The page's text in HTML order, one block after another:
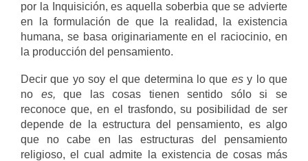
por la Inquisición, es aquella soberbia que se advierte
en la formulación de que la realidad, la existencia
humana, se basa originariamente en el raciocinio, en
la producción del pensamiento.
Decir que yo soy el que determina lo que esy lo que
no es,que las cosas tienen sentido sólo si se
reconoce que, en el trasfondo, su posibilidad de ser
depende de la estructura del pensamiento, es algo
que no cabe en las estructuras del pensamiento
religioso, el cual admite la existencia de cosas más